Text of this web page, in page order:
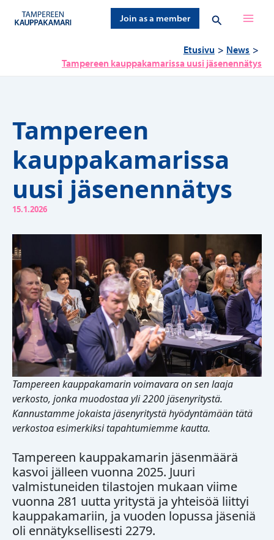
sisältöön
Join as a member Hae
Etusivu
News
Tampereen kauppakamarissa uusi jäsenennätys
Tampereen
kauppakamarissa
uusi jäsenennätys
15.1.2026
Tampereen kauppakamarin voimavara on sen laaja
verkosto, jonka muodostaa yli 2200 jäsenyritystä.
Kannustamme jokaista jäsenyritystä hyödyntämään tätä
verkostoa esimerkiksi tapahtumiemme kautta.
Tampereen kauppakamarin jäsenmäärä
kasvoi jälleen vuonna 2025. Juuri
valmistuneiden tilastojen mukaan viime
vuonna 281 uutta yritystä ja yhteisöä liittyi
kauppakamariin, ja vuoden lopussa jäseniä
oli ennätyksellisesti 2279.